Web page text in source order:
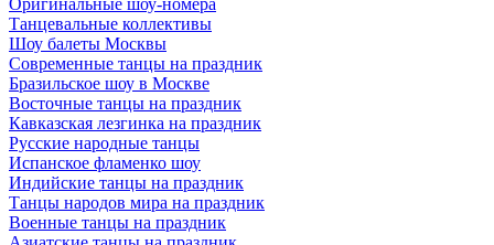
Оригинальные шоу-номера
Танцевальные коллективы
Шоу балеты Москвы
Современные танцы на праздник
Бразильское шоу в Москве
Восточные танцы на праздник
Кавказская лезгинка на праздник
Русские народные танцы
Испанское фламенко шоу
Индийские танцы на праздник
Танцы народов мира на праздник
Военные танцы на праздник